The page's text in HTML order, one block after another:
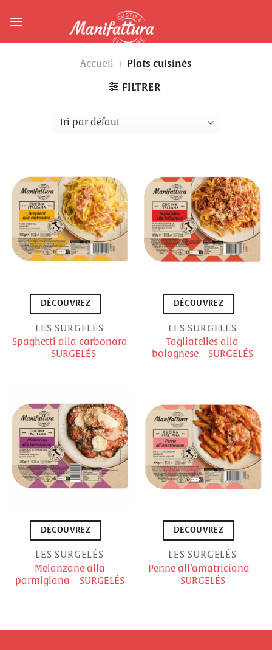
Accueil / Plats cuisinés
FILTRER
DÉCOUVREZ
LES SURGELÉS
Spaghetti alla carbonara
– SURGELÉS
DÉCOUVREZ
LES SURGELÉS
Tagliatelles alla
bolognese – SURGELÉS
DÉCOUVREZ
LES SURGELÉS
Melanzane alla
parmigiana – SURGELÉS
DÉCOUVREZ
LES SURGELÉS
Penne all’amatriciana –
SURGELÉS